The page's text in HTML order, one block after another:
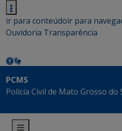
ir para conteúdoir para
Ouvidoria Transparência
PCMS
Polícia Civil de Mato Grosso do